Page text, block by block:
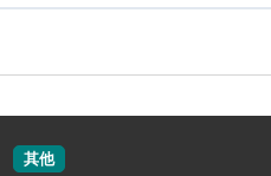
其他